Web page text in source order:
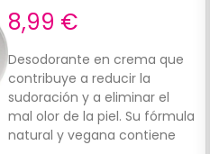
8,99 €
Desodorante en crema que
contribuye a reducir la
sudoración y a eliminar el
mal olor de la piel. Su fórmula
natural y vegana contiene